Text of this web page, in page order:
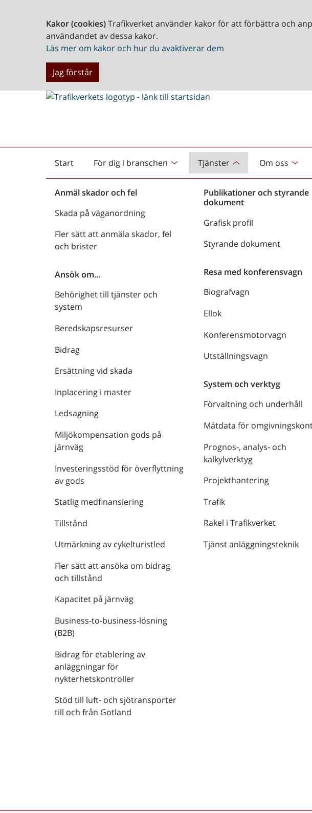
Kakor (cookies)Trafikverket använder kakor för att förbättra och
användandet av dessa kakor.
Läs mer om kakor och hur du avaktiverar dem
Jag förstår
Start
Startsida För dig i branschen Tjänster Om oss
Anmäl skador och fel
Skada på väganordning
Fler sätt att anmäla skador, fel
och brister
Ansök om...
Behörighet till tjänster och
system
Beredskapsresurser
Bidrag
Ersättning vid skada
Inplacering i master
Ledsagning
Miljökompensation gods på
järnväg
Investeringsstöd för överflyttning
av gods
Statlig medfinansiering
Tillstånd
Utmärkning av cykelturistled
Fler sätt att ansöka om bidrag
och tillstånd
Kapacitet på järnväg
Business-to-business-lösning
(B2B)
Bidrag för etablering av
anläggningar för
nykterhetskontroller
Stöd till luft- och sjötransporter
till och från Gotland
Publikationer och styrande
dokument
Grafisk profil
Styrande dokument
Resa med konferensvagn
Biografvagn
Ellok
Konferensmotorvagn
Utställningsvagn
System och verktyg
Förvaltning och underhåll
Mätdata för
Prognos-, analys- och
kalkylverktyg
Projekthantering
Trafik
Rakel i Trafikverket
Tjänst anläggningsteknik